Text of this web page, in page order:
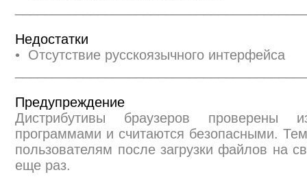
Недостатки
• Отсутствие русскоязычного интерфейса
Предупреждение
Дистрибутивы браузеров проверены
программами и считаются безопасными.
пользователям после загрузки файлов на
еще раз.